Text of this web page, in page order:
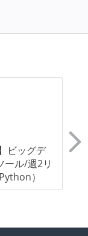
ビッグデ
ル/週2リ
）